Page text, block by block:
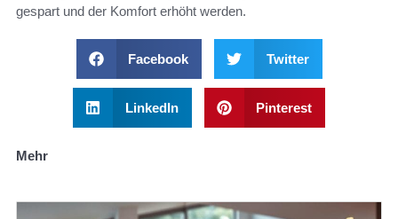
gespart und der Komfort erhöht werden.
Facebook Twitter
LinkedIn Pinterest
Mehr